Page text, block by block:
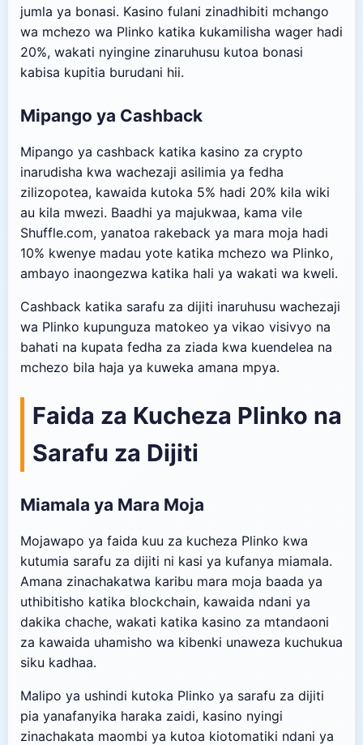
jumla ya bonasi. Kasino fulani zinadhibiti mchango
wa mchezo wa Plinko katika kukamilisha wager hadi
20%, wakati nyingine zinaruhusu kutoa bonasi
kabisa kupitia burudani hii.
Mipango ya Cashback
Mipango ya cashback katika kasino za crypto
inarudisha kwa wachezaji asilimia ya fedha
zilizopotea, kawaida kutoka 5% hadi 20% kila wiki
au kila mwezi. Baadhi ya majukwaa, kama vile
Shuffle.com, yanatoa rakeback ya mara moja hadi
10% kwenye madau yote katika mchezo wa Plinko,
ambayo inaongezwa katika hali ya wakati wa kweli.
Cashback katika sarafu za dijiti inaruhusu wachezaji
wa Plinko kupunguza matokeo ya vikao visivyo na
bahati na kupata fedha za ziada kwa kuendelea na
mchezo bila haja ya kuweka amana mpya.
Faida za Kucheza Plinko na
Sarafu za Dijiti
Miamala ya Mara Moja
Mojawapo ya faida kuu za kucheza Plinko kwa
kutumia sarafu za dijiti ni kasi ya kufanya miamala.
Amana zinachakatwa karibu mara moja baada ya
uthibitisho katika blockchain, kawaida ndani ya
dakika chache, wakati katika kasino za mtandaoni
za kawaida uhamisho wa kibenki unaweza kuchukua
siku kadhaa.
Malipo ya ushindi kutoka Plinko ya sarafu za dijiti
pia yanafanyika haraka zaidi, kasino nyingi
zinachakata maombi ya kutoa kiotomatiki ndani ya